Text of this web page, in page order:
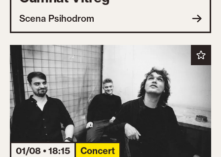
Scena Psihodrom
01/08 • 18:15 Concert